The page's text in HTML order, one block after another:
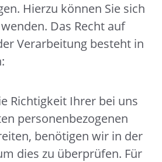
Hierzu können Sie sich
Das Recht auf
Verarbeitung besteht in
Richtigkeit Ihrer bei uns
personenbezogenen
benötigen wir in der
dies zu überprüfen. Für